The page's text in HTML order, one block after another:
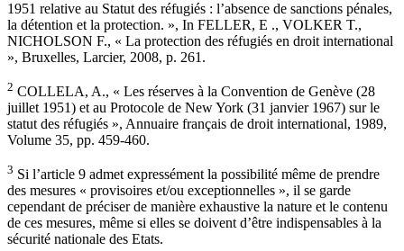
1951 relative au Statut des réfugiés : l’absence de sanctions pénales,
la détention et la protection. », In FELLER, E ., VOLKER T.,
NICHOLSON F., « La protection des réfugiés en droit international
», Bruxelles, Larcier, 2008, p. 261.
2 COLLELA, A., « Les réserves à la Convention de Genève (28
juillet 1951) et au Protocole de New York (31 janvier 1967) sur le
statut des réfugiés », Annuaire français de droit international, 1989,
Volume 35, pp. 459-460.
3 Si l’article 9 admet expressément la possibilité même de prendre
des mesures « provisoires et/ou exceptionnelles », il se garde
cependant de préciser de manière exhaustive la nature et le contenu
de ces mesures, même si elles se doivent d’être indispensables à la
sécurité nationale des Etats.